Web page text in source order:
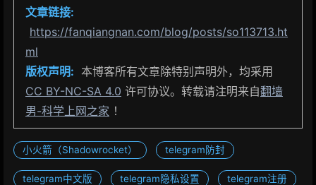
文章链接:
https://fanqiangnan.com/blog/posts/so113713.ht
ml
版权声明: 本博客所有文章除特别声明外，均采用
CC BY-NC-SA 4.0 许可协议。转载请注明来自翻墙
男-科学上网之家 ！
小火箭（Shadowrocket） telegram防封
telegram中文版 telegram隐私设置 telegram注册